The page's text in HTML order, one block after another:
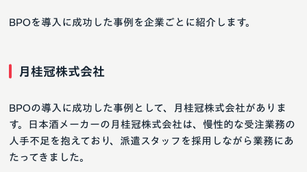
BPOを導入に成功した事例を企業ごとに紹介します。
月桂冠株式会社
BPOの導入に成功した事例として、月桂冠株式会社がありま
す。日本酒メーカーの月桂冠株式会社は、慢性的な受注業務の
人手不足を抱えており、派遣スタッフを採用しながら業務にあ
たってきました。